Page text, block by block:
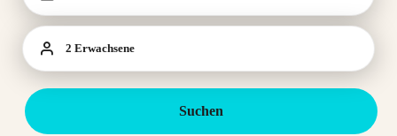
2 Erwachsene
Suchen